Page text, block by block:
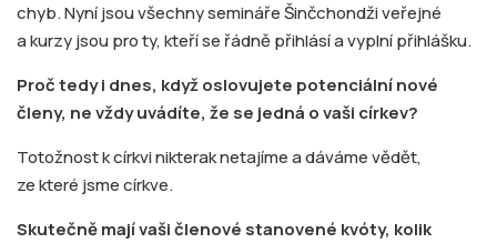
chyb. Nyní jsou všechny semináře Šinčchondži veřejné
a kurzy jsou pro ty, kteří se řádně přihlásí a vyplní přihlášku.
Proč tedy i dnes, když oslovujete potenciální nové
členy, ne vždy uvádíte, že se jedná o vaši církev?
Totožnost k církvi nikterak netajíme a dáváme vědět,
ze které jsme církve.
Skutečně mají vaši členové stanovené kvóty, kolik